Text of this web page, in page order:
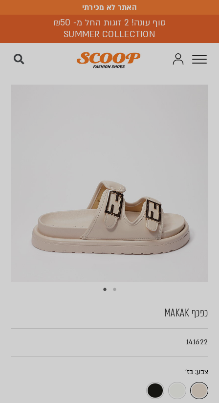
האתר לא מכירתי
האתר לא מכירתי
סוף עונה! 2 זוגות החל מ- ₪50
SUMMER COLLECTION
כפכף MAKAK
141622
צבע